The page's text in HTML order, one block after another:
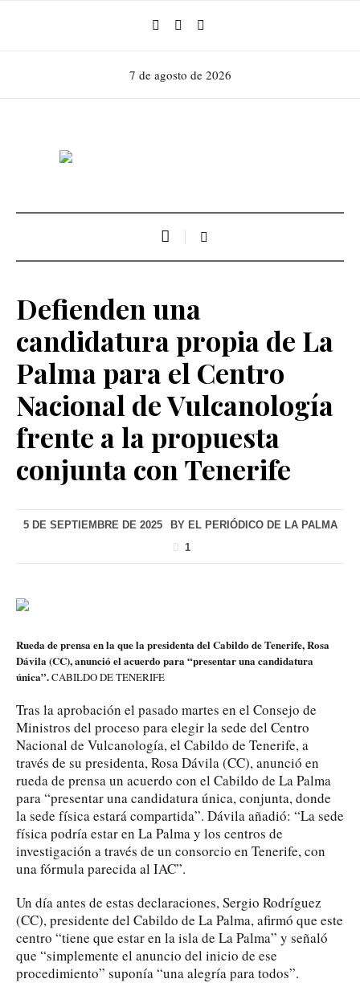
7 de agosto de 2026
Defienden una
candidatura propia de La
Palma para el Centro
Nacional de Vulcanología
frente a la propuesta
conjunta con Tenerife
5 DE SEPTIEMBRE DE 2025 BY EL PERIÓDICO DE LA PALMA
1
Rueda de prensa en la que la presidenta del Cabildo de Tenerife, Rosa
Dávila (CC), anunció el acuerdo para “presentar una candidatura
única”.CABILDO DE TENERIFE
Tras la aprobación el pasado martes en el Consejo de
Ministros del proceso para elegir la sede del Centro
Nacional de Vulcanología, el Cabildo de Tenerife, a
través de su presidenta, Rosa Dávila (CC), anunció en
rueda de prensa un acuerdo con el Cabildo de La Palma
para “presentar una candidatura única, conjunta, donde
la sede física estará compartida”. Dávila añadió: “La sede
física podría estar en La Palma y los centros de
investigación a través de un consorcio en Tenerife, con
una fórmula parecida al IAC”.
Un día antes de estas declaraciones, Sergio Rodríguez
(CC), presidente del Cabildo de La Palma, afirmó que este
centro “tiene que estar en la isla de La Palma” y señaló
que “simplemente el anuncio del inicio de ese
procedimiento” suponía “una alegría para todos”.